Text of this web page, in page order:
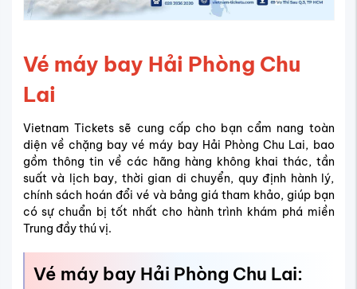
Vé máy bay Hải Phòng Chu
Lai
Vietnam Tickets sẽ cung cấp cho bạn cẩm nang toàn
diện về chặng bay vé máy bay Hải Phòng Chu Lai, bao
gồm thông tin về các hãng hàng không khai thác, tần
suất và lịch bay, thời gian di chuyển, quy định hành lý,
chính sách hoán đổi vé và bảng giá tham khảo, giúp bạn
có sự chuẩn bị tốt nhất cho hành trình khám phá miền
Trung đầy thú vị.
Vé máy bay Hải Phòng Chu Lai: